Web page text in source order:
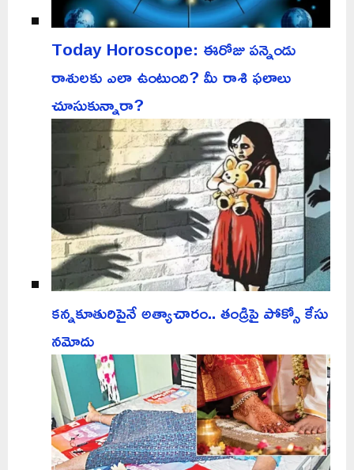
Today Horoscope: ఈరోజు పన్నెండు
రాశులకు ఎలా ఉంటుంది? మీ రాశి ఫలాలు
చూసుకున్నారా?
కన్నకూతురిపైనే అత్యాచారం.. తండ్రిపై పోక్సో కేసు
నమోదు